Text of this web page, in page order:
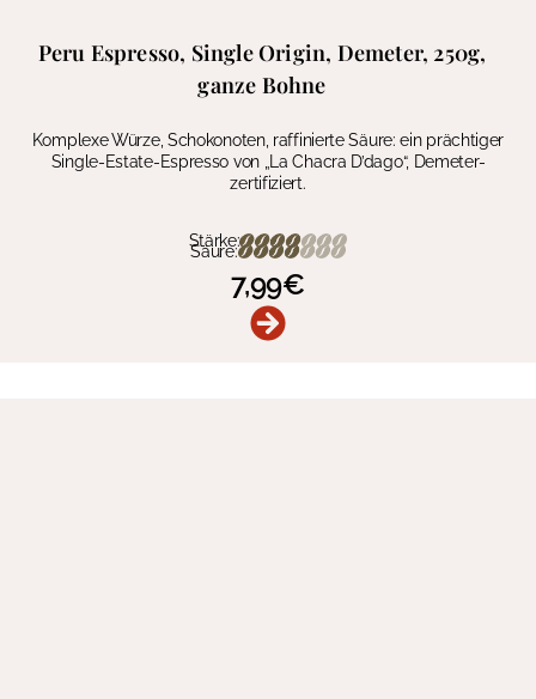
Peru Espresso, Single Origin, Demeter, 250g,
ganze Bohne
Komplexe Würze, Schokonoten, raffinierte Säure: ein prächtiger
Single-Estate-Espresso von „La Chacra D’dago“, Demeter-
zertifiziert.
Stärke:
Säure:
7,99€